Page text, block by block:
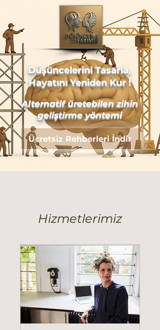
Düşüncelerini Tasarla,
Hayatını Yeniden Kur !
Alternatif üretebilen zihin
geliştirme yöntemi
Ücretsiz Rehberleri İndir
Hizmetlerimiz